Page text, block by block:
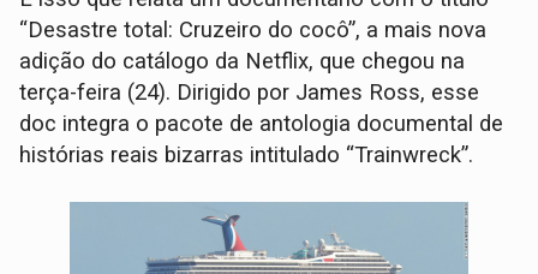
“Desastre total: Cruzeiro do cocô”, a mais nova
adição do catálogo da Netflix, que chegou na
terça-feira (24). Dirigido por James Ross, esse
doc integra o pacote de antologia documental de
histórias reais bizarras intitulado “Trainwreck”.